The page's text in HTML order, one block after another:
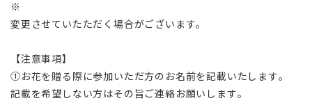
※
変更させていたただく場合がございます。
【注意事項】
①お花を贈る際に参加いただ方のお名前を記載いたします。
記載を希望しない方はその旨ご連絡お願いします。